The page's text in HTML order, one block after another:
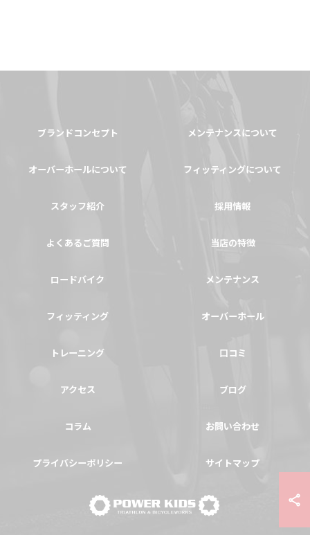
ブランドコンセプト メンテナンスについて
オーバーホールについて フィッティングについて
スタッフ紹介 採用情報
よくあるご質問 当店の特徴
ロードバイク メンテナンス
フィッティング オーバーホール
トレーニング 口コミ
アクセス ブログ
コラム お問い合わせ
プライバシーポリシー サイトマップ